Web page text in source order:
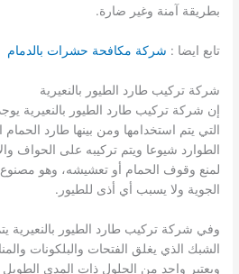
بطريقة آمنة وغير ضارة.
تابع ايضا : شركة مكافحة حشرات بالدمام
شركة تركيب طارد الطيور بالنعيرية
إن شركة تركيب طارد الطيور بالنعيرية
التي يتم استخدامها ومن بينها طارد
الطوارد شيوعا ويتم تركيبه على الحواف
لمنع وقوف الحمام أو تعشيشه، وهو
الجوية ولا يسبب أي أذى للطيور.
وفي شركة تركيب طارد الطيور بالنعيرية
الشبك الذي يغلق الفتحات والبلكونات
ويعتبر واحد من الحلول ذات المدى الطويل